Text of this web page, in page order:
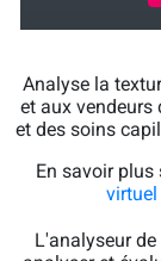
Analyse la
et aux
et des soins
En savoir plus
virtuel
L'analyseur